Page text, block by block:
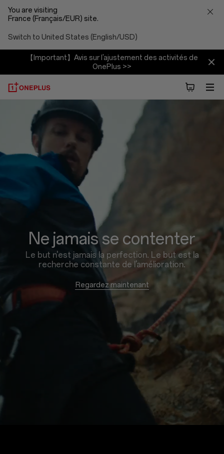
You are visiting
France (Français/EUR) site.
Switch to United States (English/USD)
【Important】Avis sur l'ajustement des activités de
OnePlus >>
propos
d'OnePlus
(NEVER
SETTLE)
OnePlus
France
Ne jamais se contenter
Le but n'est jamais la perfection. Le but est la
recherche constante de l'amélioration.
Regardez maintenant